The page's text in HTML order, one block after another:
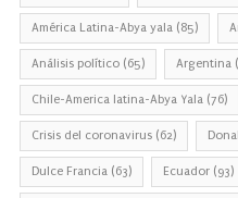
América Latina-Abya yala (85)
Análisis político (65) Argentina
Chile-America latina-Abya Yala (76)
Crisis del coronavirus (62)
Dulce Francia (63) Ecuador (93)